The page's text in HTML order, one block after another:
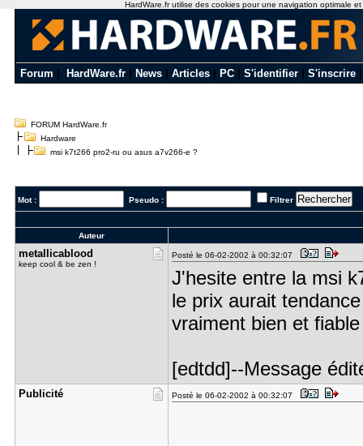
Forum HardWare.fr News Articles PC S'identifier S'inscrire
FORUM HardWare.fr
Hardware
msi k7t266 pro2-ru ou asus a7v266-e ?
Mot : Pseudo : Filtrer
Auteur
metallicab​lood
keep cool & be zen !
Posté le 06-02-2002 à 00:32:07
J'hesite entre la msi
le prix aurait
vraiment bien et
[edtdd]--Message
Publicité Posté le 06-02-2002 à 00:32:07
HardWare.fr utilise des cookies pour une navigation optimale